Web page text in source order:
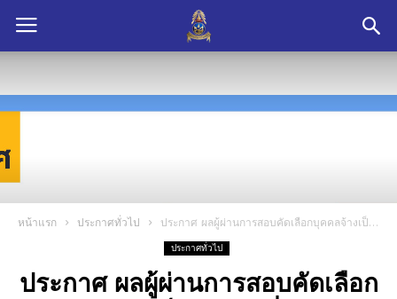
หน้าแรก ประกาศทั่วไป ประกาศ ผลผู้ผ่านการสอบคัดเลือกบุคคลจ้างเป็นลูกจ้างชั่วคราวตำแหน่ง ครูอัตราจ้าง วิชาสังคมศึกษา
ประกาศทั่วไป
ประกาศ ผลผู้ผ่านการสอบคัดเลือก